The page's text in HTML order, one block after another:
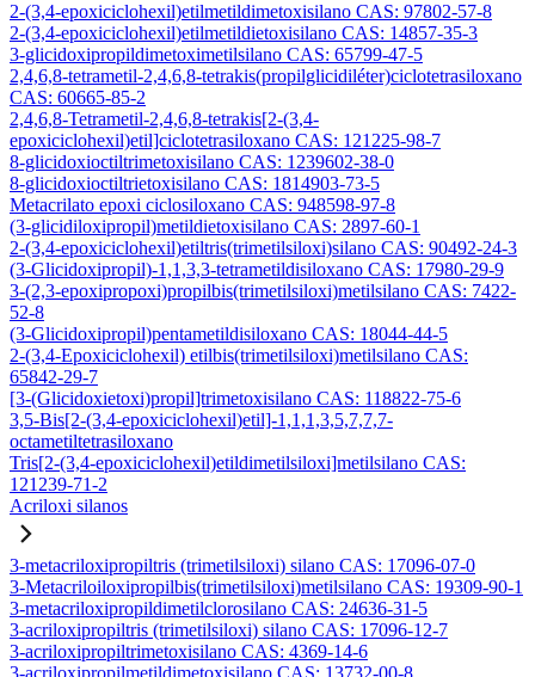
2-(3,4-epoxiciclohexil)etilmetildimetoxisilano CAS: 97802-57-8
2-(3,4-epoxiciclohexil)etilmetildietoxisilano CAS: 14857-35-3
3-glicidoxipropildimetoximetilsilano CAS: 65799-47-5
2,4,6,8-tetrametil-2,4,6,8-tetrakis(propilglicidiléter)ciclotetrasiloxano
CAS: 60665-85-2
2,4,6,8-Tetrametil-2,4,6,8-tetrakis[2-(3,4-
epoxiciclohexil)etil]ciclotetrasiloxano CAS: 121225-98-7
8-glicidoxioctiltrimetoxisilano CAS: 1239602-38-0
8-glicidoxioctiltrietoxisilano CAS: 1814903-73-5
Metacrilato epoxi ciclosiloxano CAS: 948598-97-8
(3-glicidiloxipropil)metildietoxisilano CAS: 2897-60-1
2-(3,4-epoxiciclohexil)etiltris(trimetilsiloxi)silano CAS: 90492-24-3
(3-Glicidoxipropil)-1,1,3,3-tetrametildisiloxano CAS: 17980-29-9
3-(2,3-epoxipropoxi)propilbis(trimetilsiloxi)metilsilano CAS: 7422-
52-8
(3-Glicidoxipropil)pentametildisiloxano CAS: 18044-44-5
2-(3,4-Epoxiciclohexil) etilbis(trimetilsiloxi)metilsilano CAS:
65842-29-7
[3-(Glicidoxietoxi)propil]trimetoxisilano CAS: 118822-75-6
3,5-Bis[2-(3,4-epoxiciclohexil)etil]-1,1,1,3,5,7,7,7-
octametiltetrasiloxano
Tris[2-(3,4-epoxiciclohexil)etildimetilsiloxi]metilsilano CAS:
121239-71-2
Acriloxi silanos
3-metacriloxipropiltris (trimetilsiloxi) silano CAS: 17096-07-0
3-Metacriloiloxipropilbis(trimetilsiloxi)metilsilano CAS: 19309-90-1
3-metacriloxipropildimetilclorosilano CAS: 24636-31-5
3-acriloxipropiltris (trimetilsiloxi) silano CAS: 17096-12-7
3-acriloxipropiltrimetoxisilano CAS: 4369-14-6
3-acriloxipropilmetildimetoxisilano CAS: 13732-00-8